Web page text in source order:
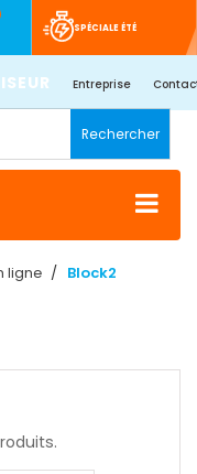
SPÉCIALE ÉTÉ
Entreprise
Rechercher
ligne Block2